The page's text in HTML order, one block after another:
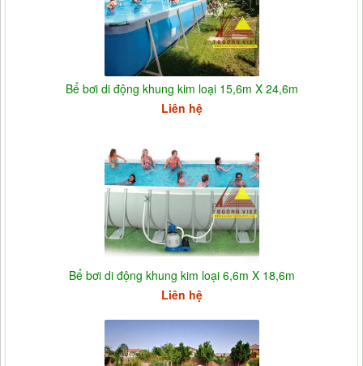
Bể bơi di động khung kim loại 15,6m X 24,6m
Liên hệ
Bể bơi di động khung kim loại 6,6m X 18,6m
Liên hệ